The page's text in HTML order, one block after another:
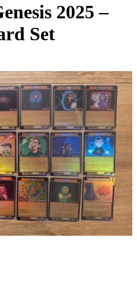
2025 –
Set